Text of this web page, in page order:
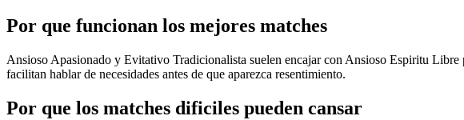
Por que funcionan los mejores matches
Ansioso Apasionado y Evitativo Tradicionalista suelen encajar con Ansioso Espiritu
facilitan hablar de necesidades antes de que aparezca resentimiento.
Por que los matches dificiles pueden cansar